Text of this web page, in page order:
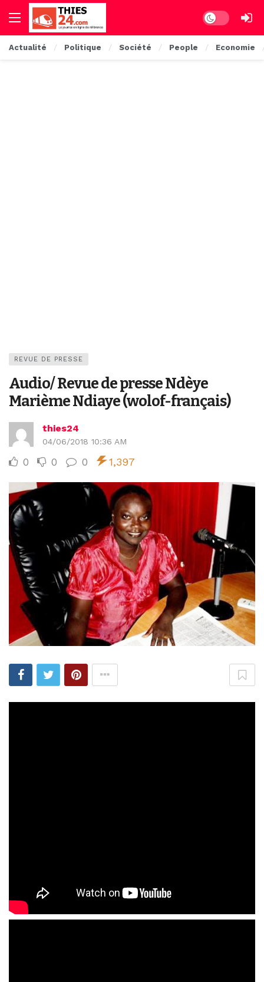
Dark mode
Actualité Politique Société People Economie
REVUE DE PRESSE
Audio/ Revue de presse Ndèye
Marième Ndiaye (wolof-français)
thies24
04/06/2018 10:36 AM
0 0 0 1,397